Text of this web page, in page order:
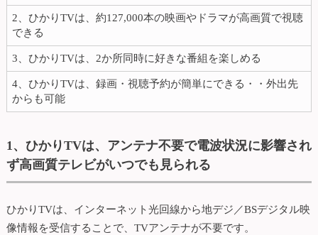
2、ひかりTVは、約127,000本の映画やドラマが高画質で視聴
できる
3、ひかりTVは、2か所同時に好きな番組を楽しめる
4、ひかりTVは、録画・視聴予約が簡単にできる・・外出先
からも可能
1、ひかりTVは、アンテナ不要で電波状況に影響され
ず高画質テレビがいつでも見られる
ひかりTVは、インターネット光回線から地デジ／BSデジタル映
像情報を受信することで、TVアンテナが不要です。